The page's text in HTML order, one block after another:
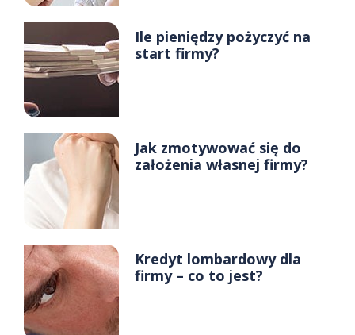
Ile pieniędzy pożyczyć na
start firmy?
Jak zmotywować się do
założenia własnej firmy?
Kredyt lombardowy dla
firmy – co to jest?